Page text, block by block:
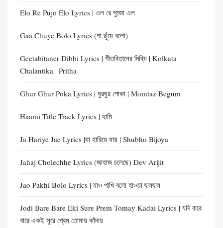
Elo Re Pujo Elo Lyrics | এল রে পুজো এল
Gaa Chuye Bolo Lyrics (গা ছুঁয়ে বলো)
Geetabitaner Dibbi Lyrics | গীতবিতানের দিব্যি | Kolkata
Chalantika | Pritha
Ghur Ghur Poka Lyrics | ঘুরঘুর পোকা | Momtaz Begum
Haami Title Track Lyrics | হামি
Ja Hariye Jae Lyrics |যা হারিয়ে যায় | Shubho Bijoya
Jahaj Cholechhe Lyrics (জাহাজ চলেছে) Dev Arijit
Jao Pakhi Bolo Lyrics | যাও পাখি বলো হাওয়া ছলছল
Jodi Bare Bare Eki Sure Prem Tomay Kadai Lyrics | যদি বারে
বারে একই সুরে প্রেম তোমায় কাঁদায়